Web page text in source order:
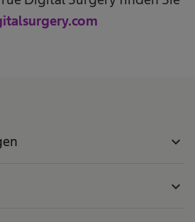
expand_more
expand_more